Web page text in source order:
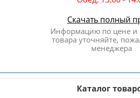
Скачать полный
Информацию по цене
товара уточняйте,
менеджера
Каталог